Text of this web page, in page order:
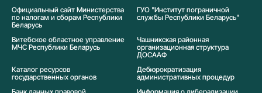
Официальный сайт Министерства
по налогам и сборам Республики
Беларусь
ГУО "Институт пограничной
службы Республики Беларусь"
Витебское областное управление
МЧС Республики Беларусь
Чашникская районная
организационная структура
ДОСААФ
Каталог ресурсов
государственных органов
Дебюрократизация
административных процедур